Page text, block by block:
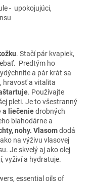
- upokojujúci,
. Stačí pár kvapiek,
Predtým ho
a pár krát sa
hravosť a vitalita
. Používajte
pleti. Je to všestranný
a liečeniedrobných
blahodárne a
nohy. Vlasomdodá
na výživu vlasovej
Je skvelý aj ako olej
vyživí a hydratuje.
essential oils of